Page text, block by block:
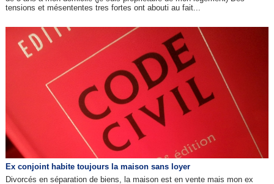
tensions et mésententes tres fortes ont abouti au fait...
Ex conjoint habite toujours la maison sans loyer
Divorcés en séparation de biens, la maison est en vente mais mon ex